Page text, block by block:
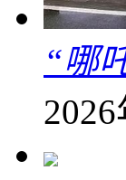
“哪